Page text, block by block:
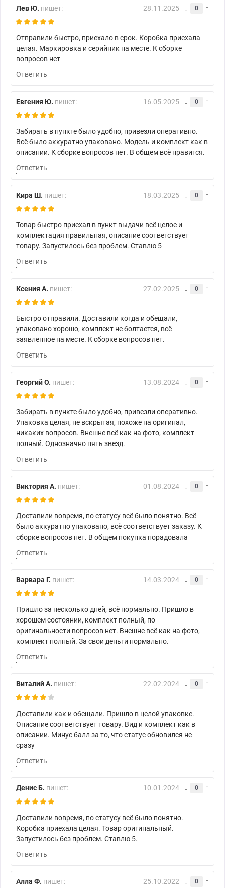
Лев Ю. пишет: 28.11.2025 0
Отправили быстро, приехало в срок. Коробка приехала
целая. Маркировка и серийник на месте. К сборке
вопросов нет
Ответить
Евгения Ю. пишет: 16.05.2025 0
Забирать в пункте было удобно, привезли оперативно.
Всё было аккуратно упаковано. Модель и комплект как в
описании. К сборке вопросов нет. В общем всё нравится.
Ответить
Кира Ш. пишет: 18.03.2025 0
Товар быстро приехал в пункт выдачи всё целое и
комплектация правильная, описание соответствует
товару. Запустилось без проблем. Ставлю 5
Ответить
Ксения А. пишет: 27.02.2025 0
Быстро отправили. Доставили когда и обещали,
упаковано хорошо, комплект не болтается, всё
заявленное на месте. К сборке вопросов нет.
Ответить
Георгий О. пишет: 13.08.2024 0
Забирать в пункте было удобно, привезли оперативно.
Упаковка целая, не вскрытая, похоже на оригинал,
никаких вопросов. Внешне всё как на фото, комплект
полный. Однозначно пять звезд.
Ответить
Виктория А. пишет: 01.08.2024 0
Доставили вовремя, по статусу всё было понятно. Всё
было аккуратно упаковано, всё соответствует заказу. К
сборке вопросов нет. В общем покупка порадовала
Ответить
Варвара Г. пишет: 14.03.2024 0
Пришло за несколько дней, всё нормально. Пришло в
хорошем состоянии, комплект полный, по
оригинальности вопросов нет. Внешне всё как на фото,
комплект полный. За свои деньги нормально.
Ответить
Виталий А. пишет: 22.02.2024 0
Доставили как и обещали. Пришло в целой упаковке.
Описание соответствует товару. Вид и комплект как в
описании. Минус балл за то, что статус обновился не
сразу
Ответить
Денис Б. пишет: 10.01.2024 0
Доставили вовремя, по статусу всё было понятно.
Коробка приехала целая. Товар оригинальный.
Запустилось без проблем. Ставлю 5.
Ответить
Алла Ф. пишет: 25.10.2022 0